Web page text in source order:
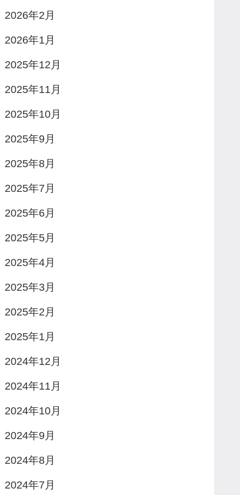
2026年2月
2026年1月
2025年12月
2025年11月
2025年10月
2025年9月
2025年8月
2025年7月
2025年6月
2025年5月
2025年4月
2025年3月
2025年2月
2025年1月
2024年12月
2024年11月
2024年10月
2024年9月
2024年8月
2024年7月